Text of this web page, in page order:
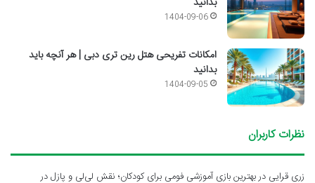
1404-09-06
امکانات تفریحی هتل رین تری دبی | هر آنچه باید
بدانید
1404-09-05
نظرات کاربران
زری قرایی دربهترین بازی آموزشی فومی برای کودکان؛ نقش لی‌لی و پازل در